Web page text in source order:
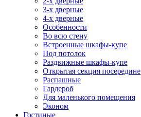
3-х дверные
4-х дверные
Особенности
Во всю стену
Встроенные шкафы-купе
Под потолок
Раздвижные шкафы-купе
Открытая секция посередине
Распашные
Гардероб
Для маленького помещения
Эконом
Гостиные